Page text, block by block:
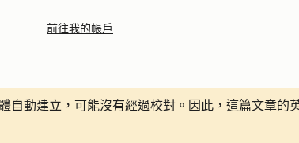
前往我的帳戶
自動建立，可能沒有經過校對。因此，這篇文章的